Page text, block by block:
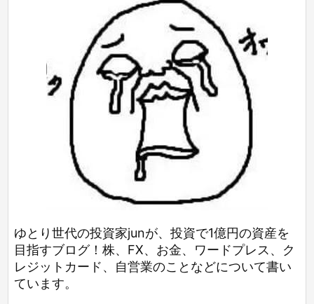
ゆとり世代の投資家junが、投資で1億円の資産を
目指すブログ！株、FX、お金、ワードプレス、ク
レジットカード、自営業のことなどについて書い
ています。